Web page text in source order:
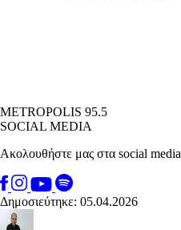
METROPOLIS 95.5
SOCIAL MEDIA
Ακολουθήστε μας στα social media
Δημοσιεύτηκε: 05.04.2026